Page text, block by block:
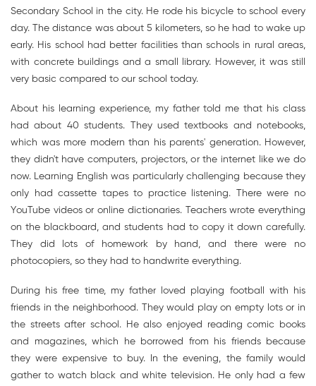
Secondary School in the city. He rode his bicycle to school every
day. The distance was about 5 kilometers, so he had to wake up
early. His school had better facilities than schools in rural areas,
with concrete buildings and a small library. However, it was still
very basic compared to our school today.
About his learning experience, my father told me that his class
had about 40 students. They used textbooks and notebooks,
which was more modern than his parents' generation. However,
they didn't have computers, projectors, or the internet like we do
now. Learning English was particularly challenging because they
only had cassette tapes to practice listening. There were no
YouTube videos or online dictionaries. Teachers wrote everything
on the blackboard, and students had to copy it down carefully.
They did lots of homework by hand, and there were no
photocopiers, so they had to handwrite everything.
During his free time, my father loved playing football with his
friends in the neighborhood. They would play on empty lots or in
the streets after school. He also enjoyed reading comic books
and magazines, which he borrowed from his friends because
they were expensive to buy. In the evening, the family would
gather to watch black and white television. He only had a few